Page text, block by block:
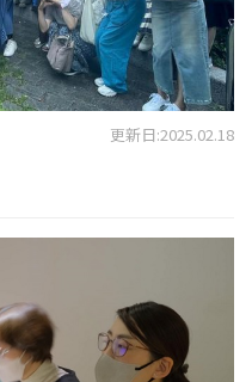
更新日:2025.02.18